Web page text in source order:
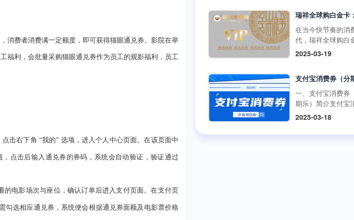
消费者消费满一定额度，即可获得猫眼通兑券。影院在举
福利，会批量采购猫眼通兑券作为员工的观影福利，员工
点击右下角 “我的” 选项，进入个人中心页面。在该页面中
点击后输入通兑券的券码，系统会自动验证，验证通过
的电影场次与座位，确认订单后进入支付页面。在支付页
勾选相应通兑券，系统便会根据通兑券面额及电影票价格
序，在“优惠券”或“
卡”板块，按照指
可便捷购买兑换码
里的兑换码种类丰
面值多样，....
中百电器不支持提
线下门店使用人工
台：在门店购物结
后，前往人工收银
货券，收银员会通
码或手动输入相关
息，完成抵扣支付
商品金额超过提货
额，需自行支付超
额，剩....
访问朴朴超市官方
或通过朴朴App，
择“购物卡”或“充值
心”，完成支付后
物卡将存入您的账
朴朴超市门店的客
直接购买实体卡。
第三方平台： 在
宝、京东等....
现才是正解。但市
平台五花八门，到
家靠谱又安全？别
优质加油卡回收平
平台的两大“黄金准
则” （一）高资质
通货 加油充值卡可
是小数目，少则几
多则上千，省着点
在当今快节奏的消
代，瑞祥全球购白
凭借其强大的功能
发放的首选。作为
专业的卡券回收平
京易得回收深知瑞
势，今天就让我们
了解一下这张备受
2025-03-19
一、支付宝消费券
期乐）简介支付宝
券（分期乐）是由
出的电子优惠券。
2025-03-18